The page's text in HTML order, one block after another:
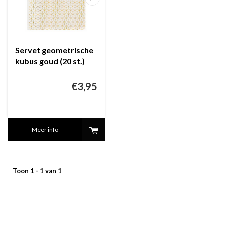
Servet geometrische
kubus goud (20 st.)
€3,95
Meer info
Toon 1 - 1 van 1